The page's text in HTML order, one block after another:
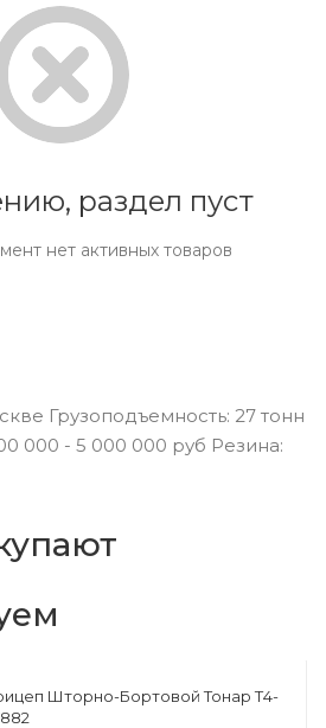
раздел пуст
нет активных товаров
Грузоподъемность: 27 тонн
000 - 5 000 000 руб Резина:
Шторно-Бортовой Тонар Т4-